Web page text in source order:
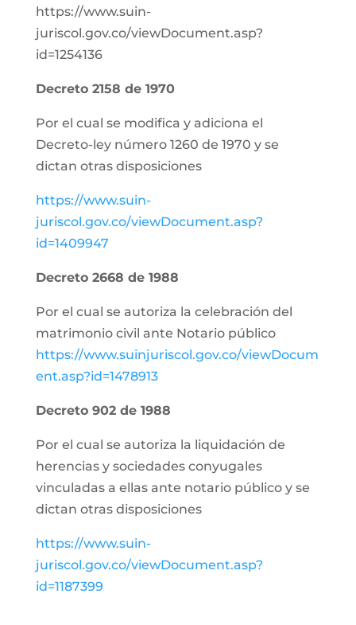
https://www.suin-
juriscol.gov.co/viewDocument.asp?
id=1254136
Decreto 2158 de 1970
Por el cual se modifica y adiciona el
Decreto-ley número 1260 de 1970 y se
dictan otras disposiciones
https://www.suin-
juriscol.gov.co/viewDocument.asp?
id=1409947
Decreto 2668 de 1988
Por el cual se autoriza la celebración del
matrimonio civil ante Notario público
https://www.suinjuriscol.gov.co/viewDocum
ent.asp?id=1478913
Decreto 902 de 1988
Por el cual se autoriza la liquidación de
herencias y sociedades conyugales
vinculadas a ellas ante notario público y se
dictan otras disposiciones
https://www.suin-
juriscol.gov.co/viewDocument.asp?
id=1187399